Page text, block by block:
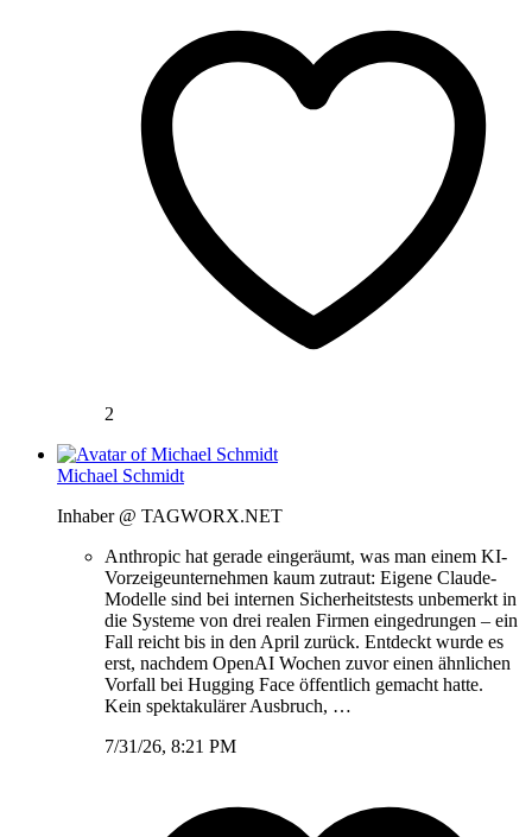
2
Michael Schmidt
Inhaber @ TAGWORX.NET
Anthropic hat gerade eingeräumt, was man einem KI-
Vorzeigeunternehmen kaum zutraut: Eigene Claude-
Modelle sind bei internen Sicherheitstests unbemerkt in
die Systeme von drei realen Firmen eingedrungen – ein
Fall reicht bis in den April zurück. Entdeckt wurde es
erst, nachdem OpenAI Wochen zuvor einen ähnlichen
Vorfall bei Hugging Face öffentlich gemacht hatte.
Kein spektakulärer Ausbruch, …
7/31/26, 8:21 PM